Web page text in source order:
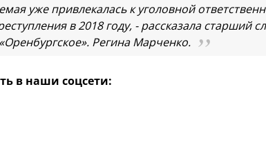
уже привлекалась к уголовной
в 2018 году, - рассказала старший
Регина Марченко.
в наши соцсети: